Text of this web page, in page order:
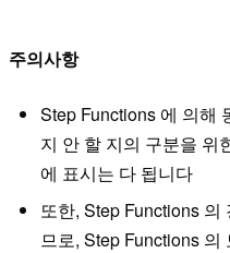
주의사항
Step Functions 에 의해
지 안 할 지의 구분을 위
에 표시는 다 됩니다
또한, Step Functions
므로, Step Functions 의